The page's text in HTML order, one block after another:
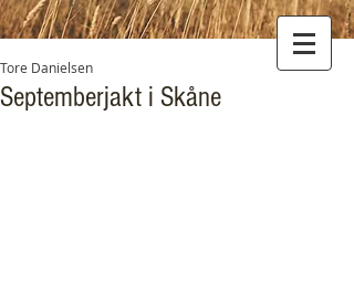
Septemberjakt i Skåne
Tore Danielsen